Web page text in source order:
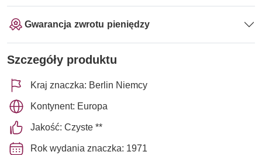
Gwarancja zwrotu pieniędzy
Szczegóły produktu
Kraj znaczka: Berlin Niemcy
Kontynent: Europa
Jakość: Czyste **
Rok wydania znaczka: 1971